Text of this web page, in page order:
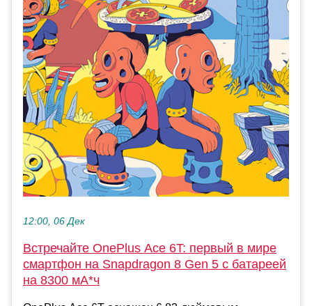
12:00, 06 Дек
Встречайте OnePlus Ace 6T: первый в мире
смартфон на Snapdragon 8 Gen 5 с батареей
на 8300 мА*ч